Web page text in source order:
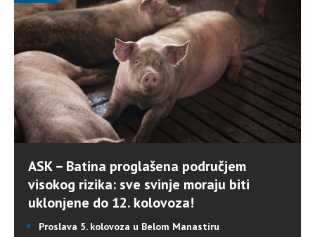
ASK – Batina proglašena područjem
visokog rizika: sve svinje moraju biti
uklonjene do 12. kolovoza!
Proslava 5. kolovoza u Belom Manastiru